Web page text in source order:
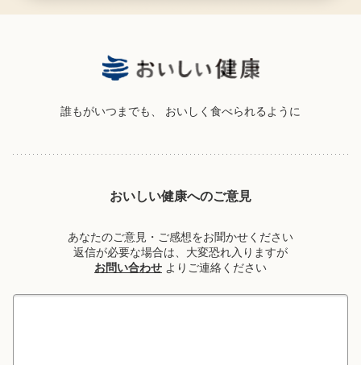
誰もがいつまでも、 おいしく食べられるように
おいしい健康へのご意見
あなたのご意見・ご感想をお聞かせください
返信が必要な場合は、大変恐れ入りますが
お問い合わせ よりご連絡ください